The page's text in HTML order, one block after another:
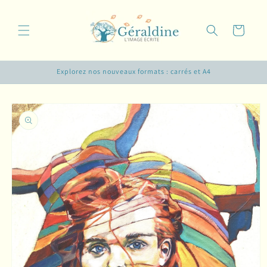
au
contenu
Panier
Explorez nos nouveaux formats : carrés et A4
Passer aux
informations
produits